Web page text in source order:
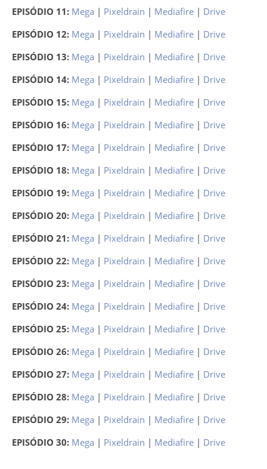
EPISÓDIO 11: Mega | Pixeldrain | Mediafire | Drive
EPISÓDIO 12: Mega | Pixeldrain | Mediafire | Drive
EPISÓDIO 13: Mega | Pixeldrain | Mediafire | Drive
EPISÓDIO 14: Mega | Pixeldrain | Mediafire | Drive
EPISÓDIO 15: Mega | Pixeldrain | Mediafire | Drive
EPISÓDIO 16: Mega | Pixeldrain | Mediafire | Drive
EPISÓDIO 17: Mega | Pixeldrain | Mediafire | Drive
EPISÓDIO 18: Mega | Pixeldrain | Mediafire | Drive
EPISÓDIO 19: Mega | Pixeldrain | Mediafire | Drive
EPISÓDIO 20: Mega | Pixeldrain | Mediafire | Drive
EPISÓDIO 21: Mega | Pixeldrain | Mediafire | Drive
EPISÓDIO 22: Mega | Pixeldrain | Mediafire | Drive
EPISÓDIO 23: Mega | Pixeldrain | Mediafire | Drive
EPISÓDIO 24: Mega | Pixeldrain | Mediafire | Drive
EPISÓDIO 25: Mega | Pixeldrain | Mediafire | Drive
EPISÓDIO 26: Mega | Pixeldrain | Mediafire | Drive
EPISÓDIO 27: Mega | Pixeldrain | Mediafire | Drive
EPISÓDIO 28: Mega | Pixeldrain | Mediafire | Drive
EPISÓDIO 29: Mega | Pixeldrain | Mediafire | Drive
EPISÓDIO 30: Mega | Pixeldrain | Mediafire | Drive